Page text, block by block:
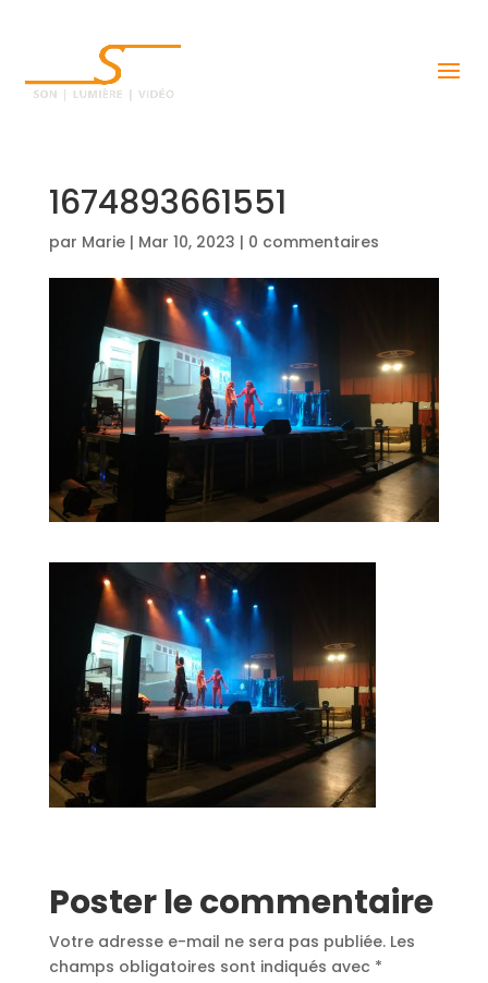
1674893661551
par Marie| Mar 10, 2023 | 0 commentaires
Poster le commentaire
Votre adresse e-mail ne sera pas publiée. Les
champs obligatoires sont indiqués avec *